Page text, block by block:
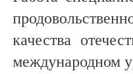
качества
международном